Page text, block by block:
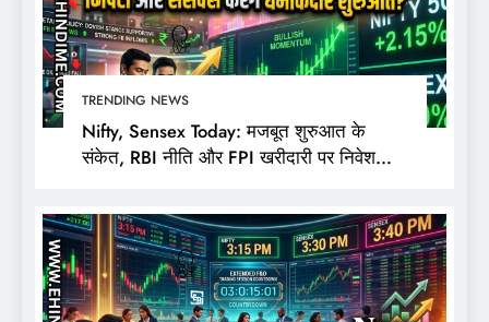
TRENDING NEWS
Nifty, Sensex Today: मजबूत शुरुआत के
संकेत, RBI नीति और FPI खरीदारी पर निवेशकों